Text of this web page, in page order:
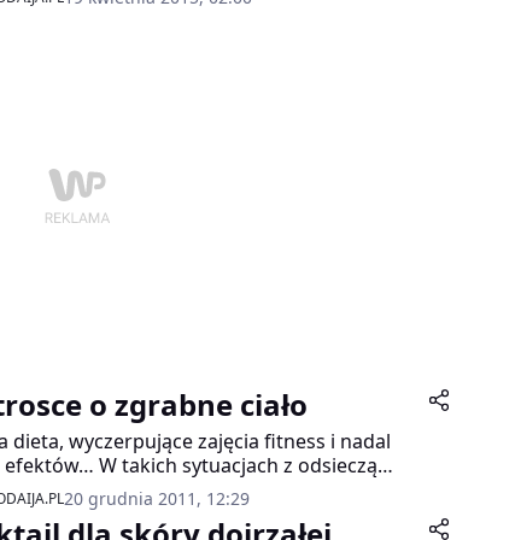
o zgrabne ciało
dieta, wyczerpujące zajęcia fitness i nadal
W takich sytuacjach z odsieczą
nowoczesne zabiegi estetyczne
w profesjonalnych klinikach przez
20 grudnia 2011, 12:29